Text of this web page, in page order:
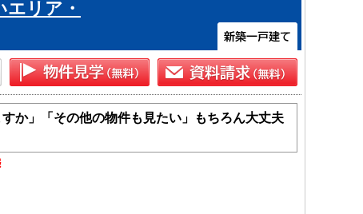
リア・
か」「その他の物件も見たい」もちろん大丈夫